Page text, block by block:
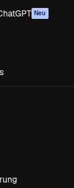
Neu